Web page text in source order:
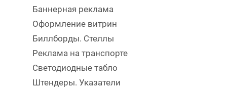
Баннерная реклама
Оформление витрин
Биллборды. Стеллы
Реклама на транспорте
Светодиодные табло
Штендеры. Указатели